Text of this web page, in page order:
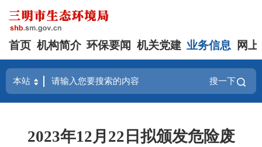
首页 机构简介 环保要闻 机关党建 业务信息 网
搜一下
2023年12月22日拟颁发危险废